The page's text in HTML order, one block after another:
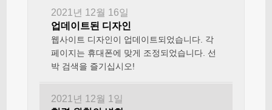
2021년 12월 16일
업데이트된 디자인
웹사이트 디자인이 업데이트되었습니다. 각
페이지는 휴대폰에 맞게 조정되었습니다. 선
박 검색을 즐기십시오!
2021년 12월 1일